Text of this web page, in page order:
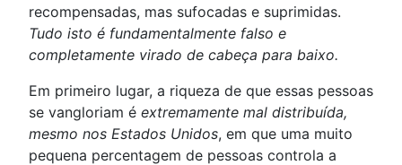
recompensadas, mas sufocadas e suprimidas.
Tudo isto é fundamentalmente falso e
completamente virado de cabeça para baixo.
Em primeiro lugar, a riqueza de que essas pessoas
se vangloriam é extremamente mal distribuída,
mesmo nos Estados Unidos, em que uma muito
pequena percentagem de pessoas controla a